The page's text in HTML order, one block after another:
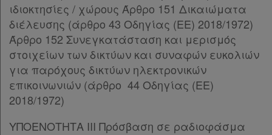
Παρ.1
Παρ.2
Παρ.3
Άρθρο 91
ΚΕΦΑΛΑΙΟ ΙΕ' [-]
Άρθρο 92 [-]
Παρ.2
ιδιοκτησίες / χώρους Άρθρο 151 Δικαιώματα
διέλευσης (άρθρο 43 Οδηγίας (ΕΕ) 2018/1972)
Άρθρο 152 Συνεγκατάσταση και μερισμός
στοιχείων των δικτύων και συναφών ευκολιών
για παρόχους δικτύων ηλεκτρονικών
επικοινωνιών (άρθρο 44 Οδηγίας (ΕΕ)
2018/1972)
ΥΠΟΕΝΟΤΗΤΑ IIΙ Πρόσβαση σε ραδιοφάσμα